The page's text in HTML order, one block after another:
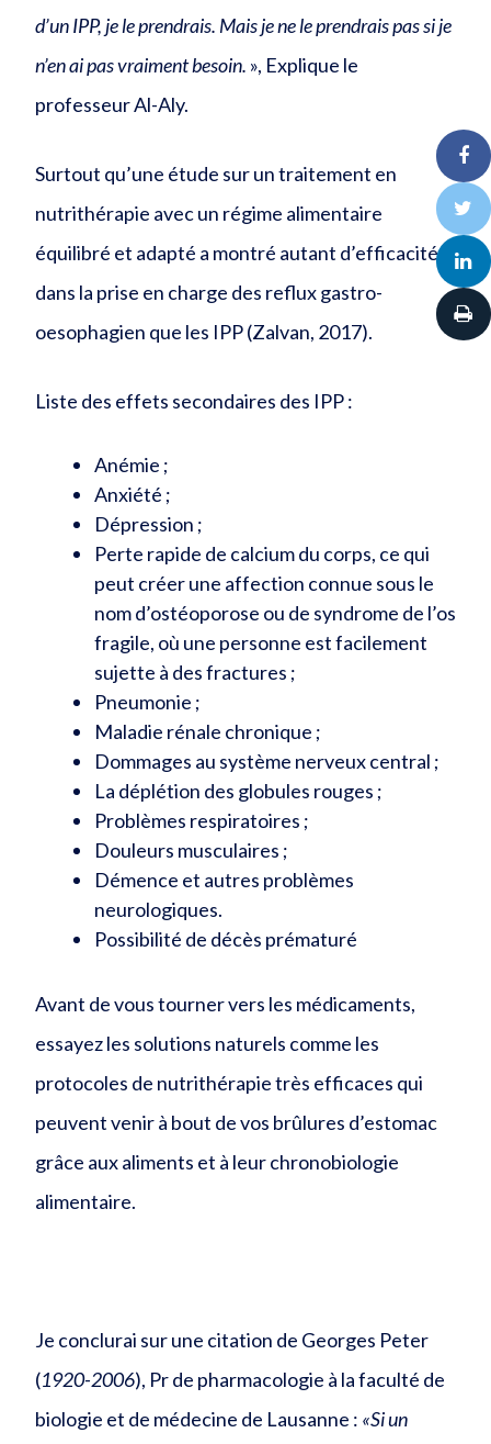
d’un IPP, je le prendrais. Mais je ne le prendrais pas si je
n’en ai pas vraiment besoin. », Explique le
professeur Al-Aly.
Surtout qu’une étude sur un traitement en
nutrithérapie avec un régime alimentaire
équilibré et adapté a montré autant d’efficacité
dans la prise en charge des reflux gastro-
oesophagien que les IPP (Zalvan, 2017).
Liste des effets secondaires des IPP :
Anémie ;
Anxiété ;
Dépression ;
Perte rapide de calcium du corps, ce qui
peut créer une affection connue sous le
nom d’ostéoporose ou de syndrome de l’os
fragile, où une personne est facilement
sujette à des fractures ;
Pneumonie ;
Maladie rénale chronique ;
Dommages au système nerveux central ;
La déplétion des globules rouges ;
Problèmes respiratoires ;
Douleurs musculaires ;
Démence et autres problèmes
neurologiques.
Possibilité de décès prématuré
Avant de vous tourner vers les médicaments,
essayez les solutions naturels comme les
protocoles de nutrithérapie très efficaces qui
peuvent venir à bout de vos brûlures d’estomac
grâce aux aliments et à leur chronobiologie
alimentaire.
Je conclurai sur une citation de Georges Peter
(1920-2006), Pr de pharmacologie à la faculté de
biologie et de médecine de Lausanne : «Si un